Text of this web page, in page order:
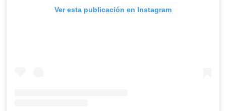
Ver esta publicación en Instagram